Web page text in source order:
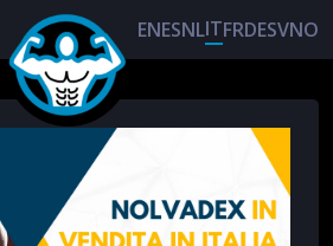
ENESNLITFRDESVNO